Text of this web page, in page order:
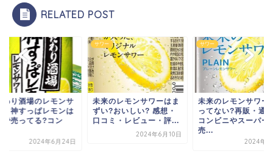
RELATED POST
のレモンサワーはま
?おいしい? 感想・
ミ・レビュー・評...
サワー
未来のレモンサワーが売
ってない?再販・通販・
コンビニやスーパーに
サワー
こだわり酒場のレモ
ワー・神すっぱレモ
どこで売ってる?コ
ビ...
2024年6